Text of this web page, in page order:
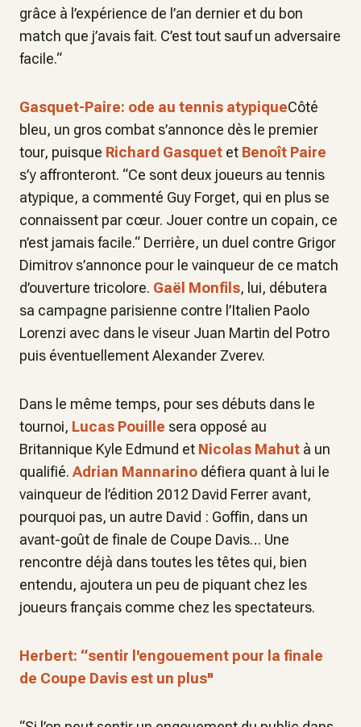
grâce à l’expérience de l’an dernier et du bon
match que j’avais fait. C’est tout sauf un adversaire
facile.“
Gasquet-Paire: ode au tennis atypiqueCôté
bleu, un gros combat s’annonce dès le premier
tour, puisque Richard Gasquet et Benoît Paire
s’y affronteront. “Ce sont deux joueurs au tennis
atypique, a commenté Guy Forget, qui en plus se
connaissent par cœur. Jouer contre un copain, ce
n’est jamais facile.“ Derrière, un duel contre Grigor
Dimitrov s’annonce pour le vainqueur de ce match
d’ouverture tricolore. Gaël Monfils, lui, débutera
sa campagne parisienne contre l’Italien Paolo
Lorenzi avec dans le viseur Juan Martin del Potro
puis éventuellement Alexander Zverev.
Dans le même temps, pour ses débuts dans le
tournoi, Lucas Pouille sera opposé au
Britannique Kyle Edmund et Nicolas Mahut à un
qualifié. Adrian Mannarino défiera quant à lui le
vainqueur de l’édition 2012 David Ferrer avant,
pourquoi pas, un autre David : Goffin, dans un
avant-goût de finale de Coupe Davis… Une
rencontre déjà dans toutes les têtes qui, bien
entendu, ajoutera un peu de piquant chez les
joueurs français comme chez les spectateurs.
Herbert: “sentir l'engouement pour la finale
de Coupe Davis est un plus"